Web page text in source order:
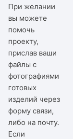
При желании
вы можете
помочь
проекту,
прислав ваши
файлы с
фотографиями
готовых
изделий через
форму связи,
либо на почту.
Если